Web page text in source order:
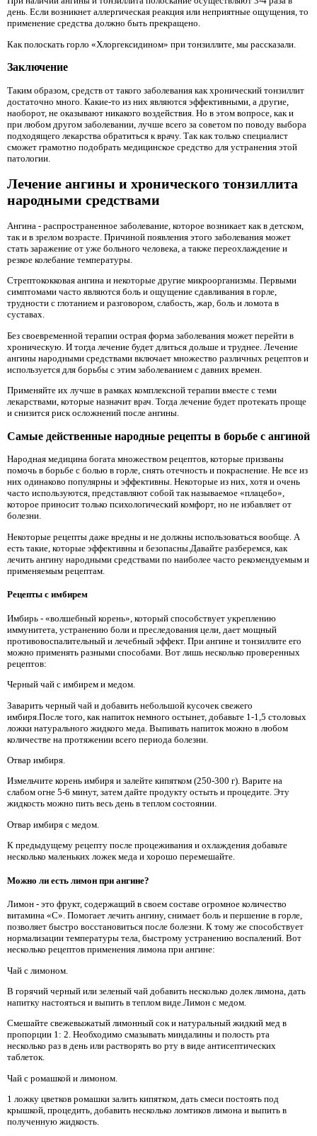
день. Если возникнет аллергическая реакция или неприятные ощущения, то
применение средства должно быть прекращено.
Как полоскать горло «Хлоргексидином» при тонзиллите, мы рассказали.
Заключение
Таким образом, средств от такого заболевания как хронический тонзиллит
достаточно много. Какие-то из них являются эффективными, а другие,
наоборот, не оказывают никакого воздействия. Но в этом вопросе, как и
при любом другом заболевании, лучше всего за советом по поводу выбора
подходящего лекарства обратиться к врачу. Так как только специалист
сможет грамотно подобрать медицинское средство для устранения этой
патологии.
Лечение ангины и хронического тонзиллита
народными средствами
Ангина - распространенное заболевание, которое возникает как в детском,
так и в зрелом возрасте. Причиной появления этого заболевания может
стать заражение от уже больного человека, а также переохлаждение и
резкое колебание температуры.
Стрептококковая ангина и некоторые другие микроорганизмы. Первыми
симптомами часто являются боль и ощущение сдавливания в горле,
трудности с глотанием и разговором, слабость, жар, боль и ломота в
суставах.
Без своевременной терапии острая форма заболевания может перейти в
хроническую. И тогда лечение будет длиться дольше и труднее. Лечение
ангины народными средствами включает множество различных рецептов и
используется для борьбы с этим заболеванием с давних времен.
Применяйте их лучше в рамках комплексной терапии вместе с теми
лекарствами, которые назначит врач. Тогда лечение будет протекать проще
и снизится риск осложнений после ангины.
Самые действенные народные рецепты в борьбе с ангиной
Народная медицина богата множеством рецептов, которые призваны
помочь в борьбе с болью в горле, снять отечность и покраснение. Не все из
них одинаково популярны и эффективны. Некоторые из них, хотя и очень
часто используются, представляют собой так называемое «плацебо»,
которое приносит только психологический комфорт, но не избавляет от
болезни.
Некоторые рецепты даже вредны и не должны использоваться вообще. А
есть такие, которые эффективны и безопасны.Давайте разберемся, как
лечить ангину народными средствами по наиболее часто рекомендуемым и
применяемым рецептам.
Рецепты с имбирем
Имбирь - «волшебный корень», который способствует укреплению
иммунитета, устранению боли и преследования цели, дает мощный
противовоспалительный и лечебный эффект. При ангине и тонзиллите его
можно применять разными способами. Вот лишь несколько проверенных
рецептов:
Черный чай с имбирем и медом.
Заварить черный чай и добавить небольшой кусочек свежего
имбиря.После того, как напиток немного остынет, добавьте 1-1,5 столовых
ложки натурального жидкого меда. Выпивать напиток можно в любом
количестве на протяжении всего периода болезни.
Отвар имбиря.
Измельчите корень имбиря и залейте кипятком (250-300 г). Варите на
слабом огне 5-6 минут, затем дайте продукту остыть и процедите. Эту
жидкость можно пить весь день в теплом состоянии.
Отвар имбиря с медом.
К предыдущему рецепту после процеживания и охлаждения добавьте
несколько маленьких ложек меда и хорошо перемешайте.
Можно ли есть лимон при ангине?
Лимон - это фрукт, содержащий в своем составе огромное количество
витамина «С». Помогает лечить ангину, снимает боль и першение в горле,
позволяет быстро восстановиться после болезни. К тому же способствует
нормализации температуры тела, быстрому устранению воспалений. Вот
несколько рецептов применения лимона при ангине:
Чай с лимоном.
В горячий черный или зеленый чай добавить несколько долек лимона, дать
напитку настояться и выпить в теплом виде.Лимон с медом.
Смешайте свежевыжатый лимонный сок и натуральный жидкий мед в
пропорции 1: 2. Необходимо смазывать миндалины и полость рта
несколько раз в день или растворять во рту в виде антисептических
таблеток.
Чай с ромашкой и лимоном.
1 ложку цветков ромашки залить кипятком, дать смеси постоять под
крышкой, процедить, добавить несколько ломтиков лимона и выпить в
полученную жидкость.